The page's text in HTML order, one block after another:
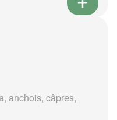
anchois, câpres,